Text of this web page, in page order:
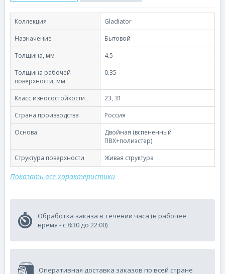
Коллекция
Gladiator
Назначение
Бытовой
Толщина, мм
4.5
Толщина рабочей
поверхности, мм
0.35
Класс износостойкости
23, 31
Страна производства
Россия
Основа
Двойная (вспененный
ПВХ+полиэстер)
Структура поверхности
Живая структура
Показать все характеристики
Обработка заказа в течении часа (в рабочее
время - с 8:30 до 22:00)
Оперативная доставка заказов по всей стране